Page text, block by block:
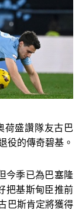
荷盛讚隊友古巴
役的傳奇碧基。
今季已為巴塞隆
把基斯甸臣推前
巴斯肯定將獲得